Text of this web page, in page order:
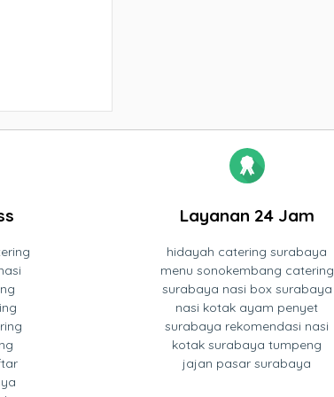
Layanan 24 Jam
hidayah catering surabaya
menu sonokembang catering
surabaya nasi box surabaya
nasi kotak ayam penyet
surabaya rekomendasi nasi
kotak surabaya tumpeng
jajan pasar surabaya